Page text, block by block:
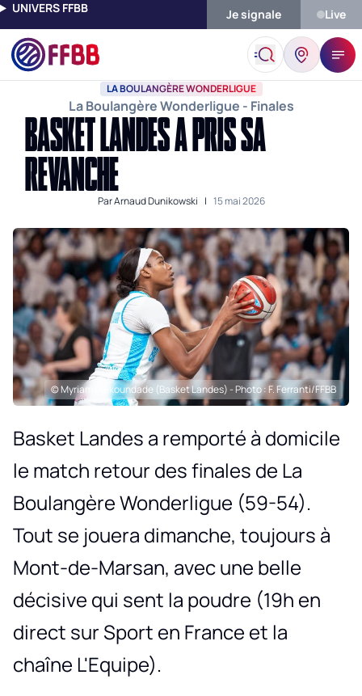
UNIVERS FFBB Je signale Live
Accueil Actualités La Boulangère Wonderligue Basket
LA BOULANGÈRE WONDERLIGUE
La Boulangère Wonderligue - Finales
BASKET LANDES A PRIS SA
REVANCHE
ParArnaud Dunikowski | 15 mai 2026
© Myriam Djekoundade (Basket Landes) - Photo : F. Ferranti/FFBB
Basket Landes a remporté à domicile
le match retour des finales de La
Boulangère Wonderligue (59-54).
Tout se jouera dimanche, toujours à
Mont-de-Marsan, avec une belle
décisive qui sent la poudre (19h en
direct sur Sport en France et la
chaîne L'Equipe).